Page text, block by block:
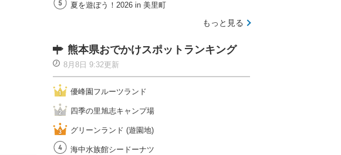
夏を遊ぼう！2026 in 美里町
もっと見る
熊本県おでかけスポットランキング
8月8日 9:32更新
優峰園フルーツランド
四季の里旭志キャンプ場
グリーンランド (遊園地)
海中水族館シードーナツ